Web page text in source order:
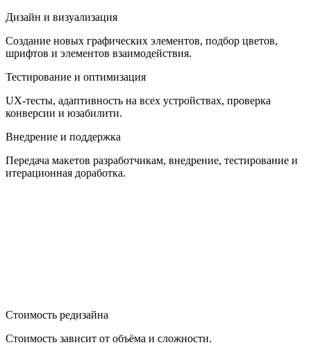
Дизайн и визуализация
Создание новых графических элементов, подбор цветов,
шрифтов и элементов взаимодействия.
Тестирование и оптимизация
UX-тесты, адаптивность на всех устройствах, проверка
конверсии и юзабилити.
Внедрение и поддержка
Передача макетов разработчикам, внедрение, тестирование и
итерационная доработка.
Стоимость редизайна
Стоимость зависит от объёма и сложности.